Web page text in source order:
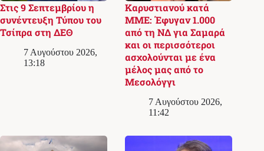
Στις 9 Σεπτεμβρίου η
συνέντευξη Τύπου του
Τσίπρα στη ΔΕΘ
7 Αυγούστου 2026,
13:18
Καρυστιανού κατά
ΜΜΕ: Έφυγαν 1.000
από τη ΝΔ για Σαμαρά
και οι περισσότεροι
ασχολούνται με ένα
μέλος μας από το
Μεσολόγγι
7 Αυγούστου 2026,
11:42